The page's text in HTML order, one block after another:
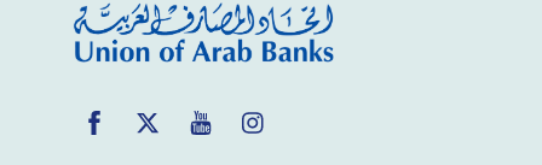
Facebook
Twitter YouTube